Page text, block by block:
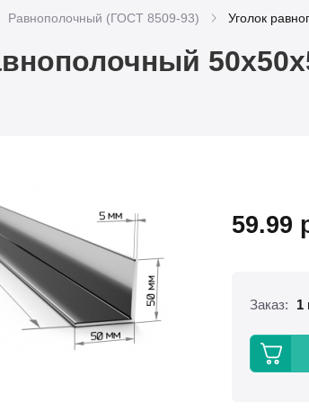
Равнополочный (ГОСТ 8509-93) Уголок
59.99
Заказ: 1